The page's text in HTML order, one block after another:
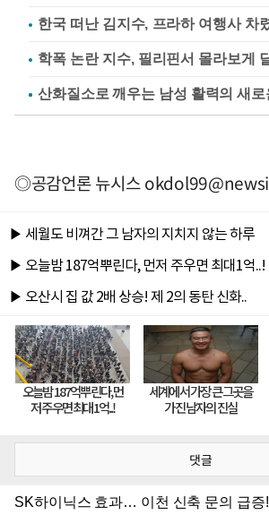
한국 떠난 김지수, 프라하 여행사 차
학폭 논란 지수, 필리핀서 몰라보게
◎공감언론 뉴시스
댓글